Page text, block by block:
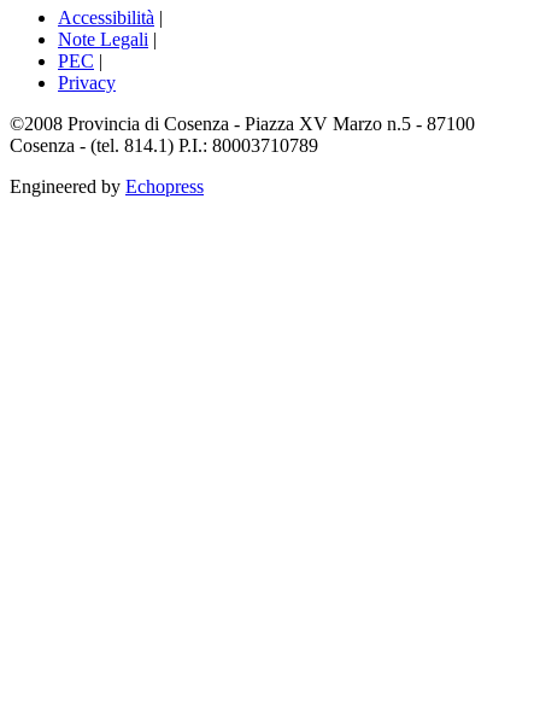
Accessibilità |
Note Legali |
PEC |
Privacy
©2008 Provincia di Cosenza - Piazza XV Marzo n.5 - 87100
Cosenza - (tel. 814.1) P.I.: 80003710789
Engineered by Echopress